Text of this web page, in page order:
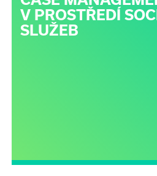
V PROSTŘEDÍ
SLUŽEB